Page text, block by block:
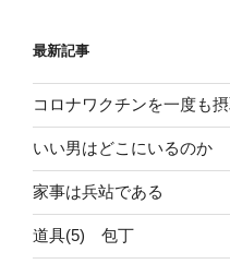
ン
ロ”
の
最新記事
コロナワクチンを一度も
いい男はどこにいるのか
家事は兵站である
道具(5) 包丁